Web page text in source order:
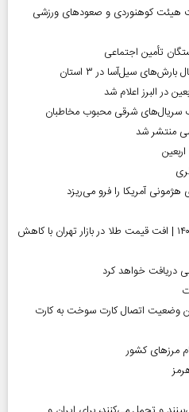
هیئت کوهنوردی و صعودهای ورزشی
تأمین اجتماعی
در البرز اعلام شد
سریال‌های شرقی محبوب مخاطبان
منتشر شد
آمریکا را فرو می‌ریزد
قیمت طلا و سکه امروز ۱۱ مرداد ۱۴۰۵ | افت قیمت طلا در بازار تهران با کاهش
دریافت خواهد کرد
| آخرین وضعیت اتصال کارت سوخت به کارت